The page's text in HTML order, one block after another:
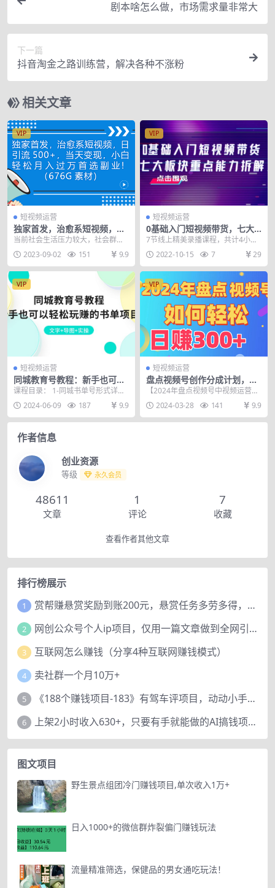
剧本啥怎么做，市场需求量非常大
下一篇
抖音淘金之路训练营，解决各种不涨粉
相关文章
VIP
短视频运营
独家首发，治愈系短视频，日
引流500+当天变现小白月入过
万（附676G素材）
当前社会生活压力较大，社会群体
心理健康水平整体在不断的下滑，
均处于亚健康状态。每...
2023-09-02 151 9.9
VIP
短视频运营
0基础入门短视频带货，七大
板块重点能力拆解，7节精品
课4小时干货
7节线上精美录播课程，共计4小时
的干货盛宴 适合人群 有电商平台积
累沉淀、想要入...
2022-10-15 7 29
VIP
短视频运营
同城教育号教程：新手也可以
轻松玩赚的书单项目 文字+导
课程目录： 1-同城书单号形式详解
2-账号快速搭建 3-剪辑制作实操 4-
简单...2024-06-09 187 9.9
VIP
短视频运营
盘点视频号创作分成计划，快
速过原创日入300+，从0到1完
【2024年盘点视频号中视频运营】
盘点视频号创作分成计划，快速过
原创日入300+...
2024-03-28 141 9.9
作者信息
创业资源
等级 永久会员
48611
文章
1
评论
7
收藏
查看作者其他文章
排行榜展示
1 赏帮赚悬赏奖励到账200元，悬赏任务多劳多得，人人可做。
2 网创公众号个人ip项目，仅用一篇文章做到全网引流！
3 互联网怎么赚钱（分享4种互联网赚钱模式）
4 卖社群一个月10万+
5 《188个赚钱项目-183》有驾车评项目，动动小手，复制粘贴赚44元！
6 上架2小时收入630+，只要有手就能做的AI搞钱项目，奶奶看完都能学会!
图文项目
野生景点组团冷门赚钱项目,单次收入1万+
日入1000+的微信群炸裂偏门赚钱玩法
流量精准筛选，保健品的男女通吃玩法！